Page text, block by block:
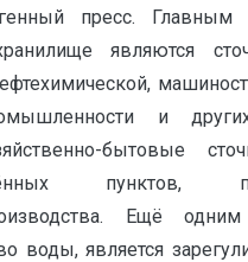
пресс. Главным
являются
и
бытовые
пунктов,
Ещё
воды, является